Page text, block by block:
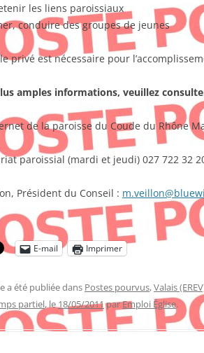
les liens paroissiaux
conduire des groupes de jeunes
privé est nécessaire pour
amples informations, veuillez
de la paroisse du Coude du Rhône
paroissial (mardi et jeudi) 027 722 32
Président du Conseil :
E-mail
Imprimer
a été publiée dans Postes pourvus,Valais
partiel, le18/05/2011 parEmploi Église.